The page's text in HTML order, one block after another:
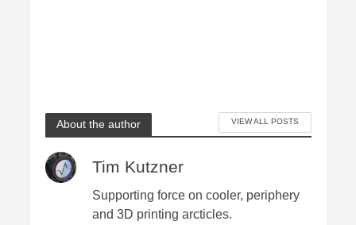
About the author VIEW ALL POSTS
Tim Kutzner
Supporting force on cooler, periphery
and 3D printing arcticles.